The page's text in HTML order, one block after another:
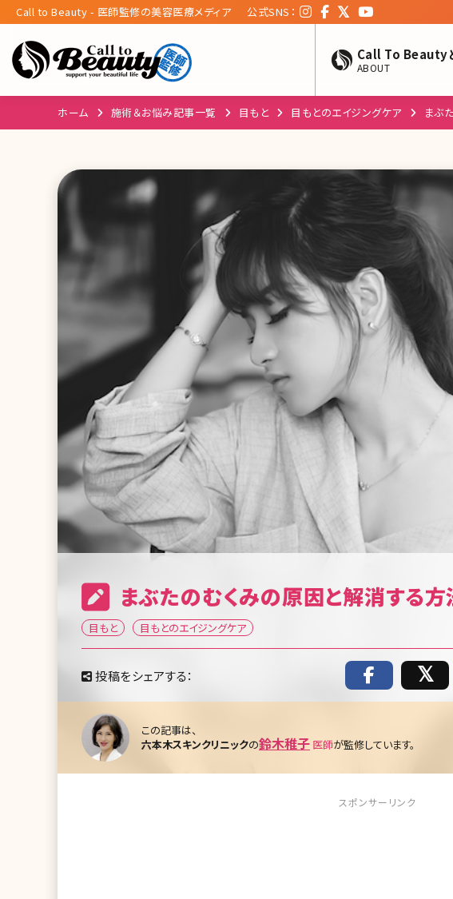
Call to Beauty - 医師監修の美容医療メディア 公式SNS：
Call To Beauty
ABOUT
ホーム 施術＆お悩み記事一覧 目もと 目もとのエイジングケア まぶ
まぶたのむくみの原因と解消する方
目もと 目もとのエイジングケア
投稿をシェアする：
この記事は、
六本木スキンクリニックの鈴木稚子 医師が監修しています。
スポンサーリンク